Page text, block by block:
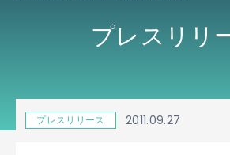
プレスリリ
プレスリリース 2011.09.27